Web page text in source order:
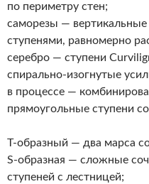
по периметру стен;
саморезы —
ступенями, равномерно
серебро — ступени
спирально-изогнутые
в процессе —
прямоугольные ступени
Т-образный — два марса
S-образная — сложные
ступеней с лестницей;